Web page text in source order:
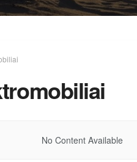
No Content Available